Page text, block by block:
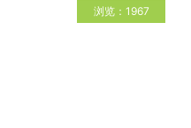
浏览：1967